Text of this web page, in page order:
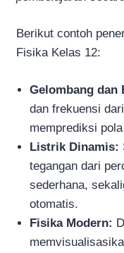
Berikut contoh
Fisika Kelas 12:
Gelombang dan
dan frekuensi
memprediksi
Listrik Dinamis:
tegangan dari
sederhana,
otomatis.
Fisika Modern: